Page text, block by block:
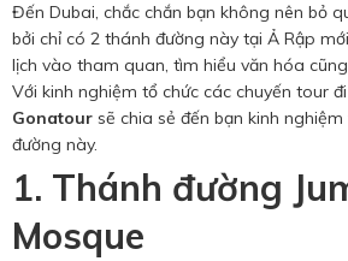
Hotine CSKH
0916 404 578
0784 849 849
Đến Dubai, chắc chắn bạn không nên bỏ
bởi chỉ có 2 thánh đường này tại Ả Rập
lịch vào tham quan, tìm hiểu văn hóa
Với kinh nghiệm tổ chức các chuyến tour
Gonatour sẽ chia sẻ đến bạn kinh
đường này.
1. Thánh đường
Mosque